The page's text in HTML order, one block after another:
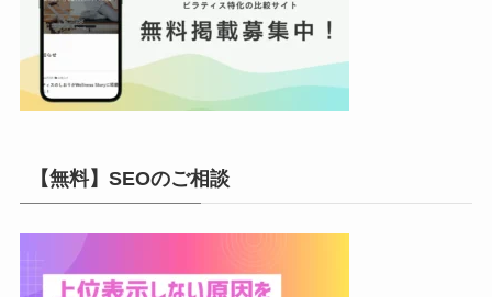
【無料】SEOのご相談